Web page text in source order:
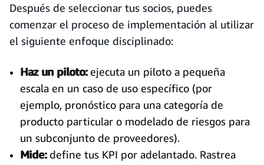
Después de seleccionar tus socios, puedes
comenzar el proceso de implementación al utilizar
el siguiente enfoque disciplinado:
Haz un piloto:ejecuta un piloto a pequeña
escala en un caso de uso específico (por
ejemplo, pronóstico para una categoría de
producto particular o modelado de riesgos para
un subconjunto de proveedores).
Mide:define tus KPI por adelantado. Rastrea